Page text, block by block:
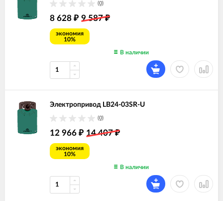
(0)
8 628 ₽ 9 587₽
экономия
10%
В наличии
Электропривод LB24-03SR-U
(0)
12 966 ₽ 14 407₽
экономия
10%
В наличии